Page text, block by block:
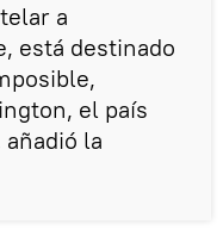
a
está destinado
el país
la